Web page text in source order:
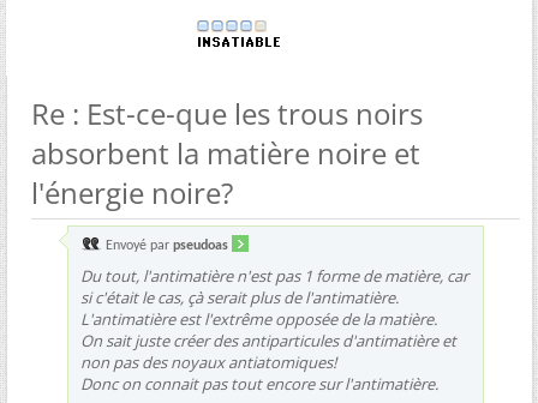
Re : Est-ce-que les trous noirs
absorbent la matière noire et
l'énergie noire?
Envoyé par pseudoas
Du tout, l'antimatière n'est pas 1 forme de matière, car
si c'était le cas, çà serait plus de l'antimatière.
L'antimatière est l'extrême opposée de la matière.
On sait juste créer des antiparticules d'antimatière et
non pas des noyaux antiatomiques!
Donc on connait pas tout encore sur l'antimatière.